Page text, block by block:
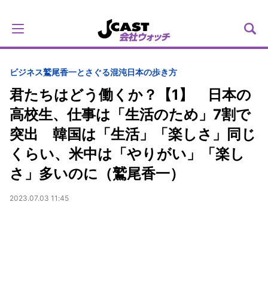
ビジネス鷲尾香一とさぐる混沌日本の歩き方
君たちはどう働くか？【1】 日本の
高校生、仕事は「生活のため」7割で
突出 韓国は「生活」「楽しさ」同じ
くらい、米中は「やりがい」「楽し
さ」多いのに（鷲尾香一）
2023.07.03 11:45